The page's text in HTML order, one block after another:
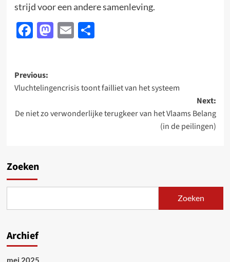
strijd voor een andere samenleving.
Facebook
Mastodon
EmailDelen
Post
navigation
Previous:
Vluchtelingencrisis toont failliet van het systeem
Next:
De niet zo verwonderlijke terugkeer van het Vlaams Belang
(in de peilingen)
Zoeken
Zoeken
Archief
mei 2025